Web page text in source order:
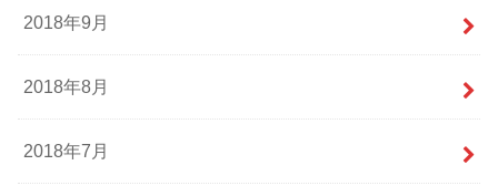
2018年9月
2018年8月
2018年7月